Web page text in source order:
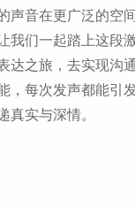
声音在更广泛的空间
我们一起踏上这段
达之旅，去实现沟通
，每次发声都能引
真实与深情。